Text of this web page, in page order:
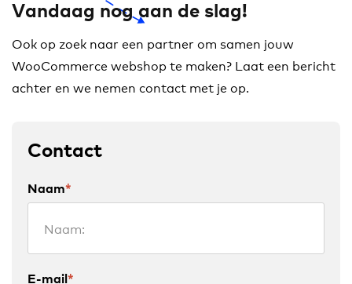
Vandaag nog aan de slag!
Ook op zoek naar een partner om samen jouw
WooCommerce webshop te maken? Laat een bericht
achter en we nemen contact met je op.
Contact
Naam*
E-mail*